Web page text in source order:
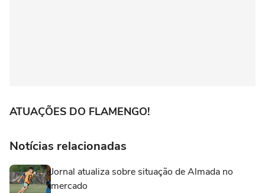
ATUAÇÕES DO FLAMENGO!
Notícias relacionadas
Jornal atualiza sobre situação de Almada no
mercado